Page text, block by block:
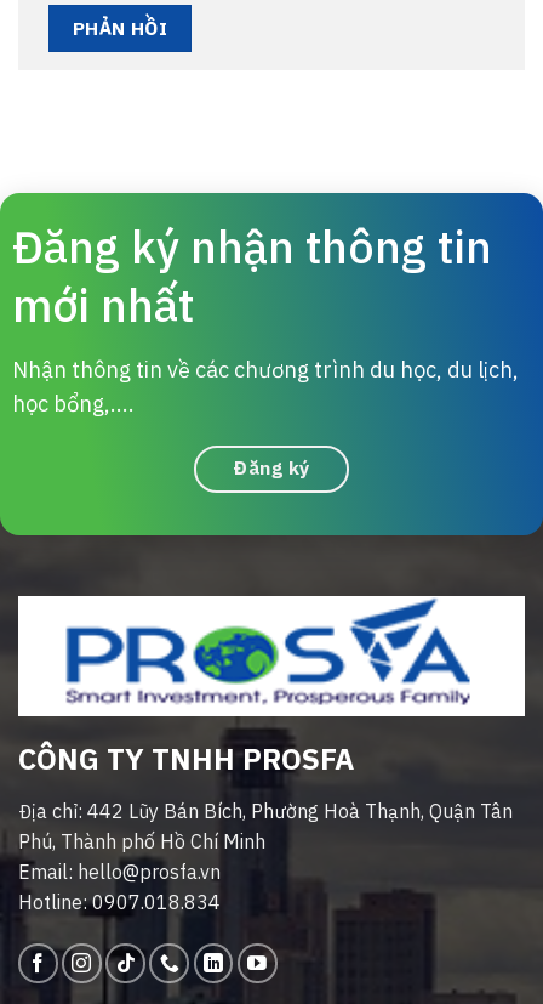
Đăng ký nhận thông tin
mới nhất
Nhận thông tin về các chương trình du học, du lịch,
học bổng,....
Đăng ký
CÔNG TY TNHH PROSFA
Địa chỉ: 442 Lũy Bán Bích, Phường Hoà Thạnh, Quận Tân
Phú, Thành phố Hồ Chí Minh
Email: hello@prosfa.vn
Hotline: 0907.018.834